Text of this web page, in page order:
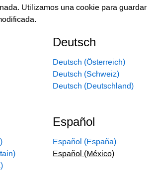
Utilizamos una cookie para guardar
Deutsch
Deutsch (Österreich)
Deutsch (Schweiz)
Deutsch (Deutschland)
Español
Español (España)
Español (México)